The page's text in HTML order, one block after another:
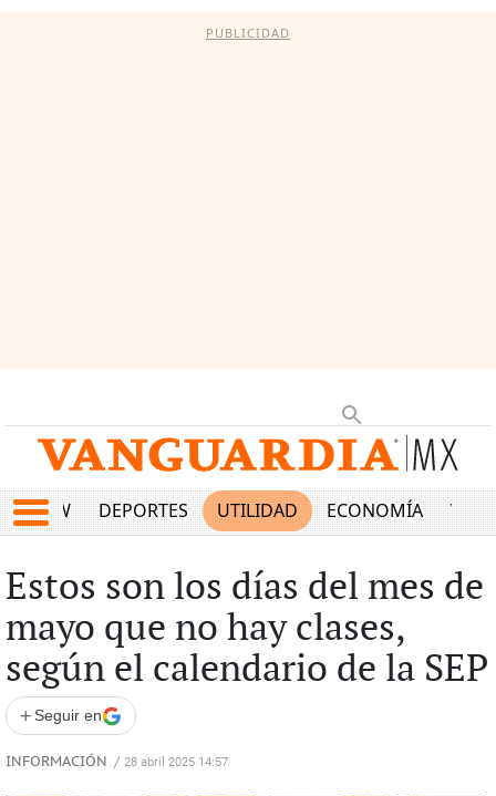
PUBLICIDAD
SHOW DEPORTES UTILIDAD ECONOMÍA VIDA
Estos son los días del mes de
mayo que no hay clases,
según el calendario de la SEP
+ Seguir en
INFORMACIÓN / 28 abril 2025 14:57